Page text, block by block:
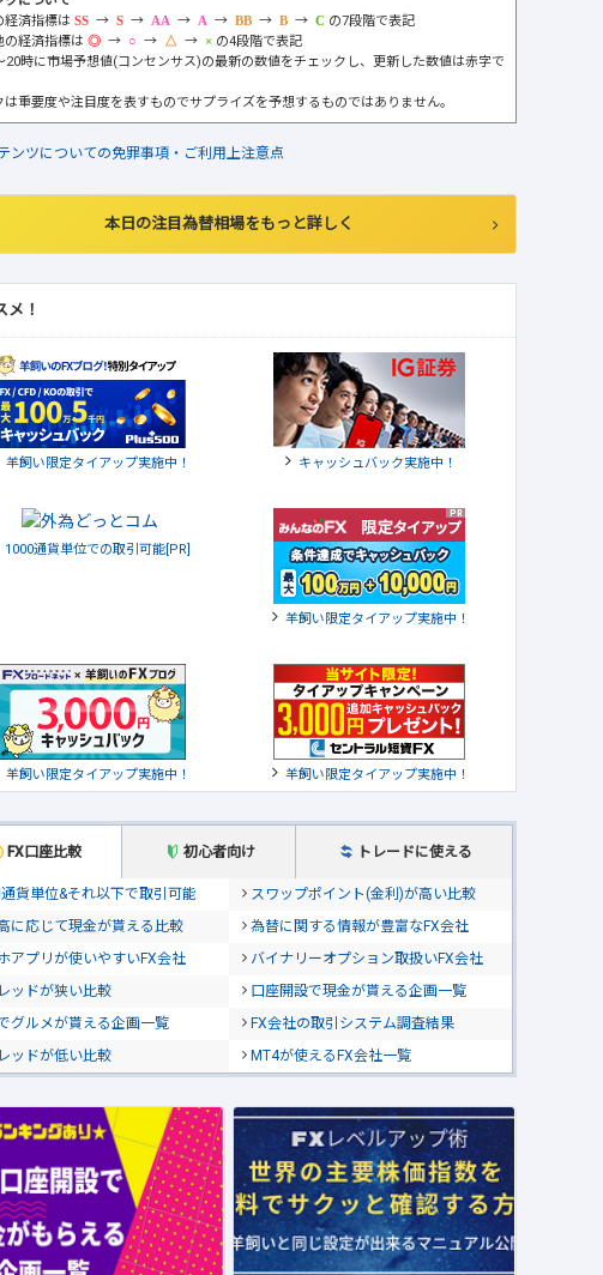
済指標は
→ → → → → →
の7段階で表記
経済指標は
→ → →
の4段階で表記
時に市場予想値(コンセンサス)の最新の数値をチェックし、更新した数値は赤字で
重要度や注目度を表すものでサプライズを予想するものではありません。
ンツについての免罪事項・ご利用上注意点
本日の注目為替相場をもっと詳しく
メ！
羊飼い限定タイアップ実施中！ キャッシュバック実施中！
1000通貨単位での取引可能[PR]
羊飼い限定タイアップ実施中！
羊飼い限定タイアップ実施中！ 羊飼い限定タイアップ実施中！
FX口座比較 初心者向け トレードに使える
貨単位&それ以下で取引可能
スワップポイント(金利)が高い比較
に応じて現金が貰える比較
為替に関する情報が豊富なFX会社
アプリが使いやすいFX会社
バイナリーオプション取扱いFX会社
ッドが狭い比較
口座開設で現金が貰える企画一覧
グルメが貰える企画一覧
FX会社の取引システム調査結果
ッドが低い比較
MT4が使えるFX会社一覧